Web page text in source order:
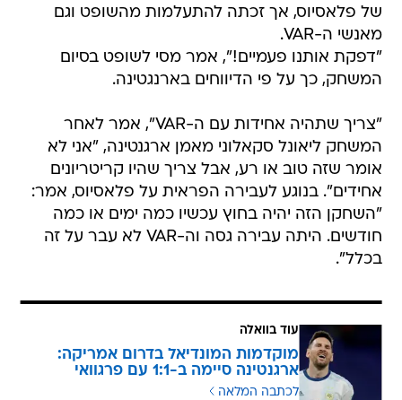
של פלאסיוס, אך זכתה להתעלמות מהשופט וגם
מאנשי ה-VAR.
"דפקת אותנו פעמיים!", אמר מסי לשופט בסיום
המשחק, כך על פי הדיווחים בארנגטינה.
"צריך שתהיה אחידות עם ה-VAR", אמר לאחר
המשחק ליאונל סקאלוני מאמן ארגנטינה, "אני לא
אומר שזה טוב או רע, אבל צריך שהיו קריטריונים
אחידים". בנוגע לעבירה הפראית על פלאסיוס, אמר:
"השחקן הזה יהיה בחוץ עכשיו כמה ימים או כמה
חודשים. היתה עבירה גסה וה-VAR לא עבר על זה
בכלל".
עוד בוואלה
מוקדמות המונדיאל בדרום אמריקה:
ארגנטינה סיימה ב-1:1 עם פרגוואי
לכתבה המלאה